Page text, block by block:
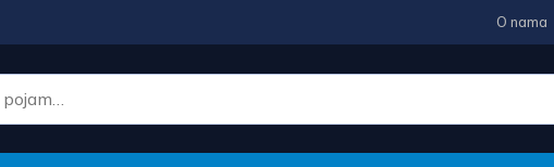
O nama